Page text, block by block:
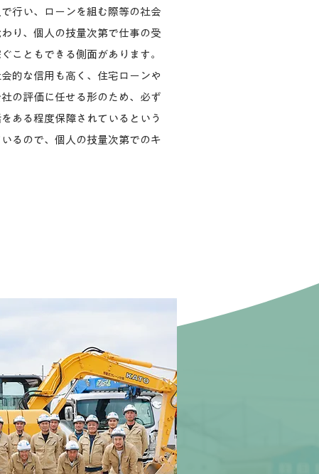
行い、ローンを組む際等の社会
り、個人の技量次第で仕事の受
こともできる側面があります。
的な信用も高く、住宅ローンや
の評価に任せる形のため、必ず
ある程度保障されているという
るので、個人の技量次第でのキ